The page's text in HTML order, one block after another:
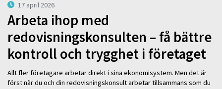
17 april 2026
Arbeta ihop med
redovisningskonsulten – få bättre
kontroll och trygghet i företaget
Allt fler företagare arbetar direkt i sina ekonomisystem. Men det är
först när du och din redovisningskonsult arbetar tillsammans som du